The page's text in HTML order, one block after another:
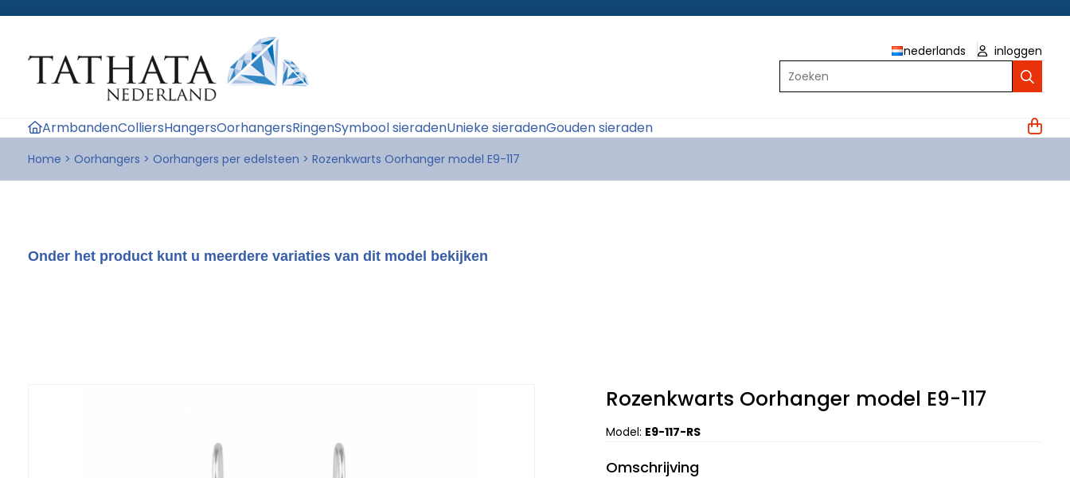
nederlands
inloggen
Zoeken
ArmbandenColliersHangersOorhangersRingenSymbool sieradenUnieke sieradenGouden sieraden
Home > Oorhangers > Oorhangers per edelsteen > Rozenkwarts Oorhanger model E9-117
Onder het product kunt u meerdere variaties van dit model bekijken
Rozenkwarts Oorhanger model E9-117
Model: E9-117-RS
Omschrijving